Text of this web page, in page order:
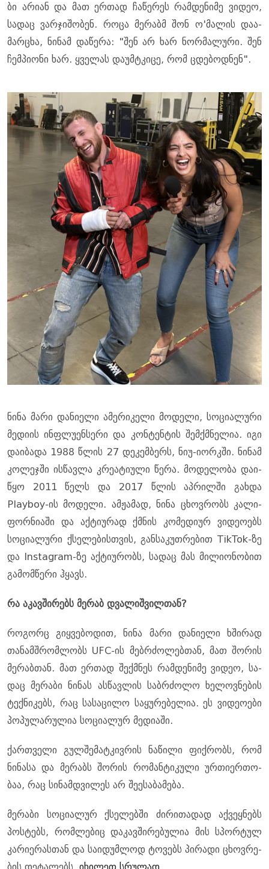
ბი არი­ან და მათ ერ­თად ჩა­წე­რეს რამ­დე­ნი­მე ვი­დეო,
სა­დაც ვარ­ჯი­შო­ბენ. როცა მე­რაბმ შონ ო'მა­ლის და­ა­
მარ­ცხა, ნი­ნამ და­წე­რა: "შენ არ ხარ ნორ­მა­ლუ­რი. შენ
ჩემ­პი­ო­ნი ხარ. ყვე­ლას და­უმ­ტკი­ცე, რომ ცდე­ბოდ­ნენ".
ნინა მარი და­ნი­ე­ლი ამე­რი­კე­ლი მო­დე­ლი, სო­ცი­ა­ლუ­რი
მე­დი­ის ინფლუ­ენ­სე­რი და კონ­ტენ­ტის შემ­ქმნე­ლია. იგი
და­ი­ბა­და 1988 წლის 27 დე­კემ­ბერს, ნიუ-იორკში. ნი­ნამ
კო­ლე­ჯში ის­წავ­ლა კრე­ა­ტი­უ­ლი წერა. მო­დე­ლო­ბა და­ი­
წყო 2011 წელს და 2017 წლის აპ­რილ­ში გახ­და
Playboy-ის მო­დე­ლი. ამ­ჟა­მად, ნინა ცხოვ­რობს კა­ლი­
ფორ­ნი­ა­ში და აქ­ტი­უ­რად ქმნის კო­მე­დი­ურ ვი­დე­ო­ებს
სო­ცი­ა­ლუ­რი ქსე­ლე­ბის­თვის, გან­სა­კუთ­რე­ბით TikTok-ზე
და Instagram-ზე აქ­ტი­უ­რობს, სა­დაც მას მი­ლი­ო­ნო­ბით
გა­მომ­წე­რი ჰყავს.
რა აკავ­ში­რებს მე­რაბ დვა­ლიშ­ვილ­თან?
რო­გორც გიყ­ვე­ბო­დით, ნინა მარი და­ნი­ე­ლი ხში­რად
თა­ნამ­შრომ­ლობს UFC-ის მებ­რძო­ლებ­თან, მათ შო­რის
მე­რაბ­თან. მათ ერ­თად შექ­მნეს რამ­დე­ნი­მე ვი­დეო, სა­
დაც მე­რა­ბი ნი­ნას ას­წავ­ლის საბ­რძო­ლო ხე­ლოვ­ნე­ბის
ტექ­ნი­კებს, რაც სა­სა­ცი­ლო სა­ყუ­რე­ბე­ლია. ეს ვი­დე­ო­ე­ბი
პო­პუ­ლა­რუ­ლია სო­ცი­ა­ლურ მე­დი­ა­ში.
ქარ­თვე­ლი გულ­შე­მატ­კივ­რის ნა­წი­ლი ფიქ­რობს, რომ
ნი­ნა­სა და მე­რაბს შო­რის რო­მან­ტი­კუ­ლი ურ­თი­ერ­თო­
ბაა, რაც სი­ნამ­დვი­ლეს არ შე­ე­სა­ბა­მე­ბა.
მე­რა­ბი სო­ცი­ა­ლურ ქსე­ლებ­ში ძი­რი­თა­დად აქ­ვეყ­ნებს
პოს­ტებს, რომ­ლე­ბიც და­კავ­ში­რე­ბუ­ლია მის სპორ­ტულ
კა­რი­ე­რას­თან და სა­ი­დუმ­ლოდ ტო­ვებს პი­რა­დი ცხოვ­რე­